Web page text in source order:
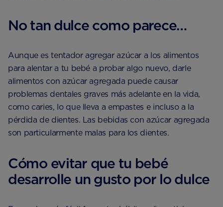
No tan dulce como parece…
Aunque es tentador agregar azúcar a los alimentos
para alentar a tu bebé a probar algo nuevo, darle
alimentos con azúcar agregada puede causar
problemas dentales graves más adelante en la vida,
como caries, lo que lleva a empastes e incluso a la
pérdida de dientes. Las bebidas con azúcar agregada
son particularmente malas para los dientes.
Cómo evitar que tu bebé
desarrolle un gusto por lo dulce